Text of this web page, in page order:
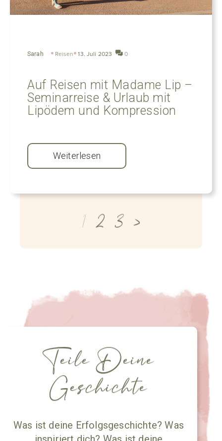
Sarah Reisen 13. Juli 2023 0
Auf Reisen mit Madame Lip –
Seminarreise & Urlaub mit
Lipödem und Kompression
Weiterlesen
1 2 3 >
Teile Deine
Geschichte
Was ist deine Erfolgsgeschichte? Was